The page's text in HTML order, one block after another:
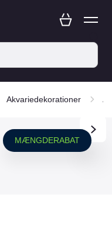
Akvariedekorationer
MÆNGDERABAT